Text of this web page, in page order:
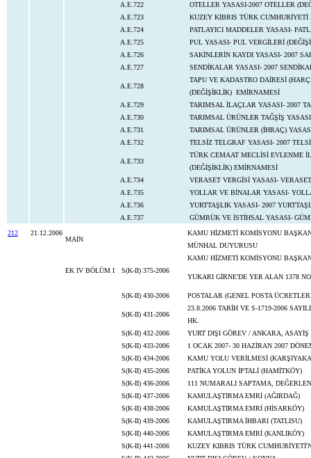
A.E.722
OTELLER YASASI-2007 OTELLER
A.E.723
KUZEY KIBRIS TÜRK CUMHURİYETİ
A.E.724
PATLAYICI MADDELER YASASI-
A.E.725
PUL YASASI- PUL VERGİLERİ
A.E.726
SAKİNLERİN KAYDI YASASI- 2007
A.E.727
SENDİKALAR YASASI- 2007
A.E.728
TAPU VE KADASTRO DAİRESİ
(DEĞİŞİKLİK) EMİRNAMESİ
A.E.729
TARIMSAL İLAÇLAR YASASI- 2007
A.E.730
TARIMSAL ÜRÜNLER TAĞŞİŞ
A.E.731
TARIMSAL ÜRÜNLER (İHRAÇ)
A.E.732
TELSİZ TELGRAF YASASI- 2007
A.E.733
TÜRK CEMAAT MECLİSİ EVLENME
(DEĞİŞİKLİK) EMİRNAMESİ
A.E.734
VERASET VERGİSİ YASASI-
A.E.735
YOLLAR VE BİNALAR YASASI-
A.E.736
YURTTAŞLIK YASASI- 2007
A.E.737
GÜMRÜK VE İSTİHSAL YASASI-
212
21.12.2006
MAIN
KAMU HİZMETİ KOMİSYONU
MÜNHAL DUYURUSU
KAMU HİZMETİ KOMİSYONU
EK IV BÖLÜM I S(K-II) 375-2006
YUKARI GİRNE'DE YER ALAN 1378
S(K-II) 430-2006 POSTALAR (GENEL POSTA
S(K-II) 431-2006
23.8.2006 TARİH VE S-1719-2006
HK.
S(K-II) 432-2006
YURT DIŞI GÖREV / ANKARA,
S(K-II) 433-2006
1 OCAK 2007- 30 HAZİRAN 2007
S(K-II) 434-2006
KAMU YOLU VERİLMESİ
S(K-II) 435-2006
PATİKA YOLUN İPTALİ (HAMİTKÖY)
S(K-II) 436-2006
111 NUMARALI SAPTAMA,
S(K-II) 437-2006
KAMULAŞTIRMA EMRİ (AĞIRDAĞ)
S(K-II) 438-2006
KAMULAŞTIRMA EMRİ (HİSARKÖY)
S(K-II) 439-2006
KAMULAŞTIRMA İHBARI (TATLISU)
S(K-II) 440-2006
KAMULAŞTIRMA EMRİ (KANLIKÖY)
S(K-II) 441-2006
KUZEY KIBRIS TÜRK